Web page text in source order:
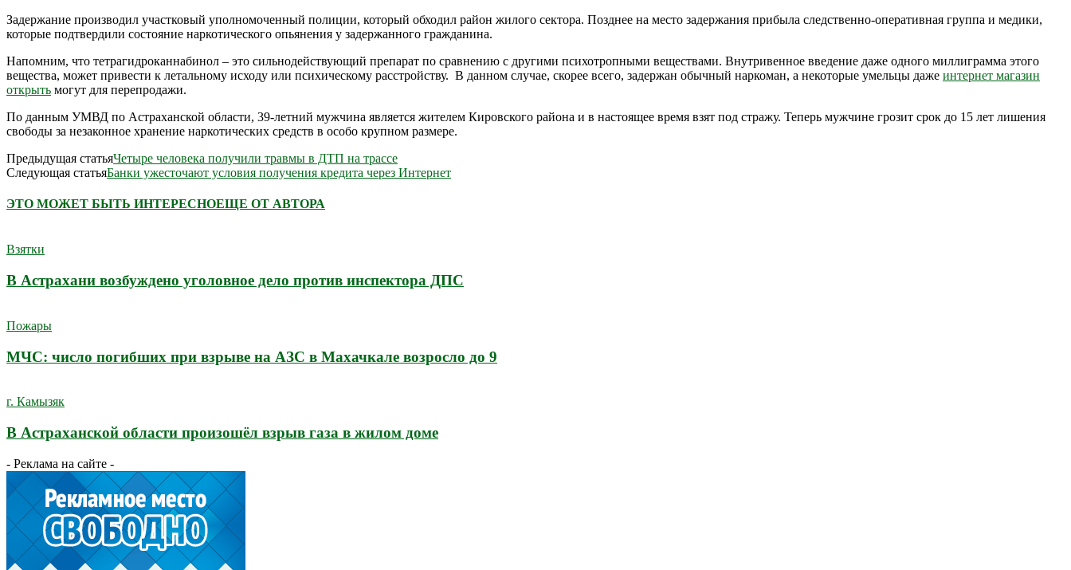
Задержание производил участковый уполномоченный полиции, который обходил район жилого сектора. Позднее на место задержания прибыла следственно-оперативная группа и медики,
которые подтвердили состояние наркотического опьянения у задержанного гражданина.
Напомним, что тетрагидроканнабинол – это сильнодействующий препарат по сравнению с другими психотропными веществами. Внутривенное введение даже одного миллиграмма этого
вещества, может привести к летальному исходу или психическому расстройству. В данном случае, скорее всего, задержан обычный наркоман, а некоторые умельцы даже интернет магазин
открыть могут для перепродажи.
По данным УМВД по Астраханской области, 39-летний мужчина является жителем Кировского района и в настоящее время взят под стражу. Теперь мужчине грозит срок до 15 лет лишения
свободы за незаконное хранение наркотических средств в особо крупном размере.
Предыдущая статьяЧетыре человека получили травмы в ДТП на трассе
Следующая статьяБанки ужесточают условия получения кредита через Интернет
ЭТО МОЖЕТ БЫТЬ ИНТЕРЕСНОЕЩЕ ОТ АВТОРА
Взятки
В Астрахани возбуждено уголовное дело против инспектора ДПС
Пожары
МЧС: число погибших при взрыве на АЗС в Махачкале возросло до 9
г. Камызяк
В Астраханской области произошёл взрыв газа в жилом доме
- Реклама на сайте -